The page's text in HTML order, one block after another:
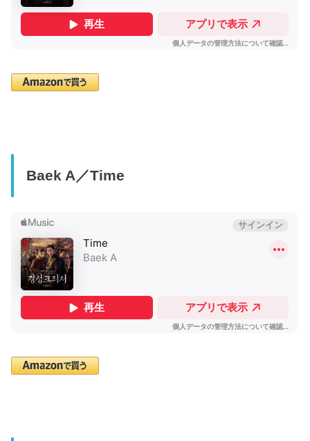
Baek A／Time